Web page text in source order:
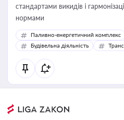
стандартами викидів і
нормами
Паливно-енергетичний комплекс
Будівельна діяльність